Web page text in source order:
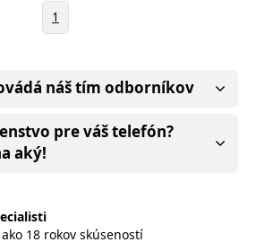
1
náš tím odborníkov
pre váš telefón?
aký!
18 rokov skúseností